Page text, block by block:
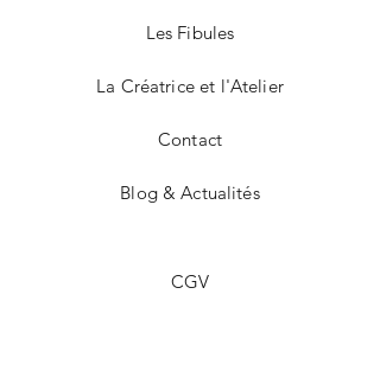
Les Fibules
La Créatrice et l'Atelier
Contact
Blog & Actualités
CGV